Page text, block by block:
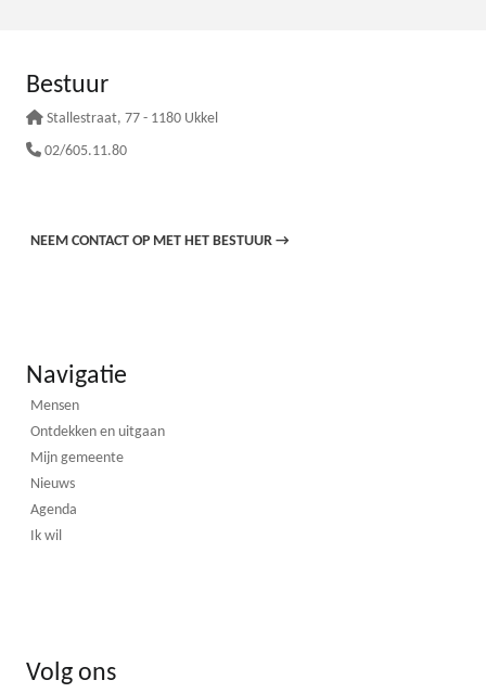
Bestuur
Stallestraat, 77 - 1180 Ukkel
02/605.11.80
NEEM CONTACT OP MET HET BESTUUR →
Navigatie
Mensen
Ontdekken en uitgaan
Mijn gemeente
Nieuws
Agenda
Ik wil
Volg ons